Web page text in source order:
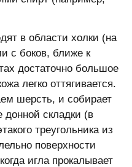
в области холки (на
с боков, ближе к
достаточно большое
легко оттягивается.
шерсть, и собирает
донной складки (в
треугольника из
поверхности
игла прокалывает